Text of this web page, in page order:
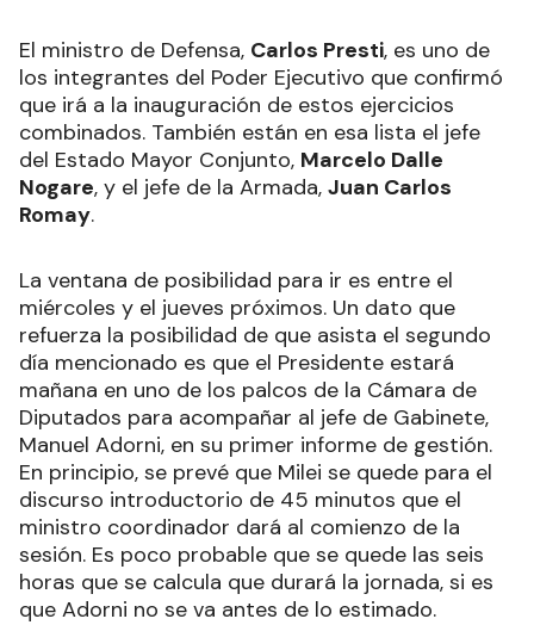
El ministro de Defensa, Carlos Presti, es uno de
los integrantes del Poder Ejecutivo que confirmó
que irá a la inauguración de estos ejercicios
combinados. También están en esa lista el jefe
del Estado Mayor Conjunto, Marcelo Dalle
Nogare, y el jefe de la Armada, Juan Carlos
Romay.
La ventana de posibilidad para ir es entre el
miércoles y el jueves próximos. Un dato que
refuerza la posibilidad de que asista el segundo
día mencionado es que el Presidente estará
mañana en uno de los palcos de la Cámara de
Diputados para acompañar al jefe de Gabinete,
Manuel Adorni, en su primer informe de gestión.
En principio, se prevé que Milei se quede para el
discurso introductorio de 45 minutos que el
ministro coordinador dará al comienzo de la
sesión. Es poco probable que se quede las seis
horas que se calcula que durará la jornada, si es
que Adorni no se va antes de lo estimado.